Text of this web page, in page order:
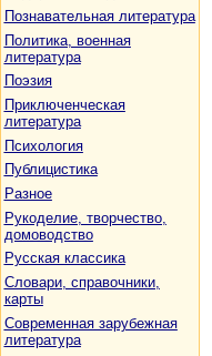
Познавательная литература
Политика, военная
литература
Поэзия
Приключенческая
литература
Психология
Публицистика
Разное
Рукоделие, творчество,
домоводство
Русская классика
Словари, справочники,
карты
Современная зарубежная
литература